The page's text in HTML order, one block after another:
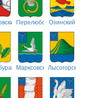
ПерелюбскийОзинский
МарксовскийЛысогорский